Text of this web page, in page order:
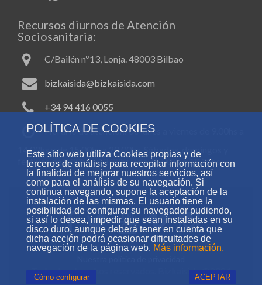
Recursos diurnos de Atención
Sociosanitaria:
C/Bailén nº13, Lonja. 48003 Bilbao
bizkaisida@bizkaisida.com
+34 94 416 0055
Horario de atención: de lunes a viernes de 9.00hs a
14.00hs y de 15.00hs a 20.00hs. Sábados, domingos y
festivos de 9.00hs a 13.00hs y de 15.00hs a 19.00hs.
POLÍTICA DE COOKIES
Este sitio web utiliza Cookies propias y de
terceros de análisis para recopilar información con
la finalidad de mejorar nuestros servicios, así
como para el análisis de su navegación. Si
continua navegando, supone la aceptación de la
instalación de las mismas. El usuario tiene la
posibilidad de configurar su navegador pudiendo,
si así lo desea, impedir que sean instaladas en su
disco duro, aunque deberá tener en cuenta que
dicha acción podrá ocasionar dificultades de
navegación de la página web. Más información.
Cómo configurar ACEPTAR